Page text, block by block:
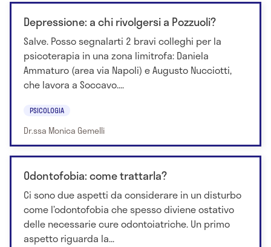
Depressione: a chi rivolgersi a Pozzuoli?
Salve. Posso segnalarti 2 bravi colleghi per la
psicoterapia in una zona limitrofa: Daniela
Ammaturo (area via Napoli) e Augusto Nucciotti,
che lavora a Soccavo....
PSICOLOGIA
Dr.ssa Monica Gemelli
Odontofobia: come trattarla?
Ci sono due aspetti da considerare in un disturbo
come l’odontofobia che spesso diviene ostativo
delle necessarie cure odontoiatriche. Un primo
aspetto riguarda la...